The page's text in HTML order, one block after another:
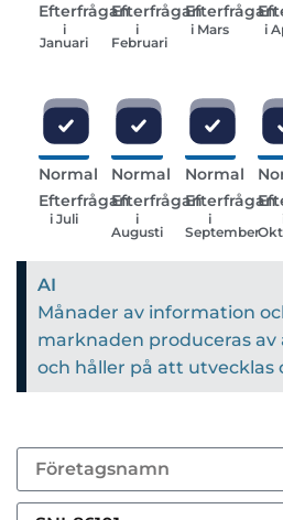
Efterfrågan
i
Januari
Efterfrågan
i
Februari
Efterfrågan
i Mars i
Normal
Efterfrågan
i Juli
Normal
Efterfrågan
i
Augusti
Normal
Efterfrågan
i
September
AI
Månader av information
marknaden produceras
och håller på att utvecklas